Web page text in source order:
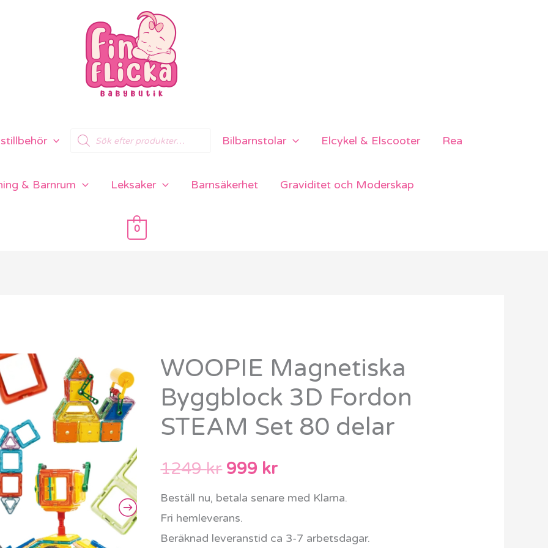
Products
search
Bilbarnstolar Elcykel & Elscooter Rea
& Barnrum Leksaker Barnsäkerhet Graviditet och Moderskap
0
WOOPIE Magnetiska
Byggblock 3D Fordon
STEAM Set 80 delar
1249kr
Det
ursprungliga
priset
var:
1249 kr.
999 kr
Det
nuvarande
priset
är:
999 kr.
Beställ nu, betala senare med Klarna.
Fri hemleverans.
Beräknad leveranstid ca 3-7 arbetsdagar.
WOOPIE
Byggblock
3D
STEAM
80
delar
mängd